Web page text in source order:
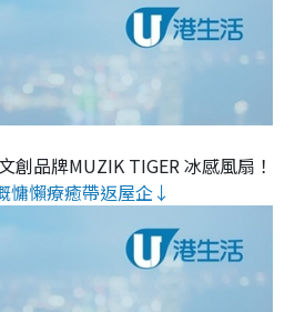
創品牌MUZIK TIGER 冰感風扇！
慵懶療癒帶返屋企↓